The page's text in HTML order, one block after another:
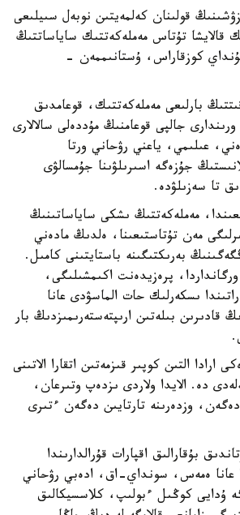
قولىنان كەلمەيتىن نوبەل سىيلىعى
قالايشا تۇتاس مەملەكەتتىك ساياساتتىڭ
مۇنداي كوزقاراس، ۇستانىممەن -
بارلىعى مەملەكەتتىك، قوعامدىق
جالپى قوعامنىڭ مۇددەلى سالالارى
عىلىمي، ياعني رۋحاني ورتا
جۇزەگە اسىرىلۋىنا جۇمسالۋى
تا سەزىلۋدە.
مەملەكەتتىڭ ىشكى ساياساتىنىڭ
مەن تۇتاستىعىنا، ەلدىڭ مادەني
بەرىكتىگىنە باستايتىنى كامىل.
پرەزيدەنت اكىمشىلىگى،
ىسكەرلىك حات الماسۋدى عانا
بىلەتىن ارىپتەستەرىمىزدىڭ بار
ارادا التىن كوپىر قىزمەتىن اتقارا الاتىنى
دە. الايدا ولاردى ىزدەپ وتىرعان،
دەگەن، وزدەرىنە تارتايىن دەگەن ءتىرى
بۇقارالىق اقپارات قۇرالدارىندا
عانا ەمەس، سونداي-اق، ادەبي رۋحاني
ۇدايى كوڭىل ءبولىپ، كلاسسيكالىق